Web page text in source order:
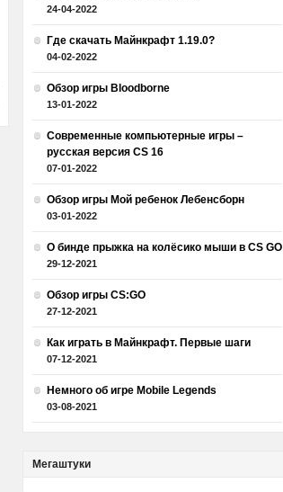
24-04-2022
Где скачать Майнкрафт 1.19.0?
04-02-2022
Обзор игры Bloodborne
13-01-2022
Современные компьютерные игры –
русская версия CS 16
07-01-2022
Обзор игры Мой ребенок Лебенсборн
03-01-2022
О бинде прыжка на колёсико мыши в CS GO
29-12-2021
Обзор игры CS:GO
27-12-2021
Как играть в Майнкрафт. Первые шаги
07-12-2021
Немного об игре Mobile Legends
03-08-2021
Мегаштуки